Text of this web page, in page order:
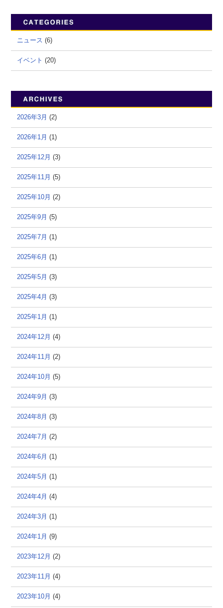
ニュース (6)
イベント (20)
2026年3月 (2)
2026年1月 (1)
2025年12月 (3)
2025年11月 (5)
2025年10月 (2)
2025年9月 (5)
2025年7月 (1)
2025年6月 (1)
2025年5月 (3)
2025年4月 (3)
2025年1月 (1)
2024年12月 (4)
2024年11月 (2)
2024年10月 (5)
2024年9月 (3)
2024年8月 (3)
2024年7月 (2)
2024年6月 (1)
2024年5月 (1)
2024年4月 (4)
2024年3月 (1)
2024年1月 (9)
2023年12月 (2)
2023年11月 (4)
2023年10月 (4)